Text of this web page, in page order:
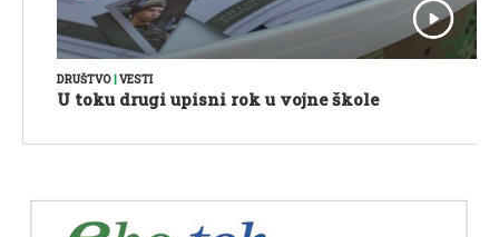
DRUŠTVO|VESTI
U toku drugi upisni rok u vojne škole